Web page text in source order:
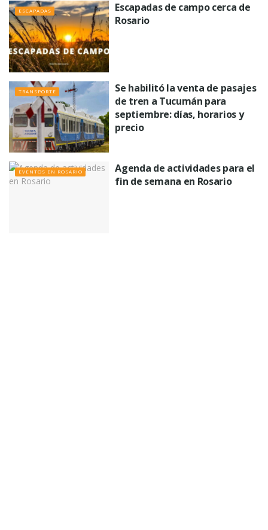
ESCAPADAS
Escapadas de campo cerca de
Rosario
TRANSPORTE
Se habilitó la venta de pasajes
de tren a Tucumán para
septiembre: días, horarios y
precio
EVENTOS EN ROSARIO
Agenda de actividades para el
fin de semana en Rosario